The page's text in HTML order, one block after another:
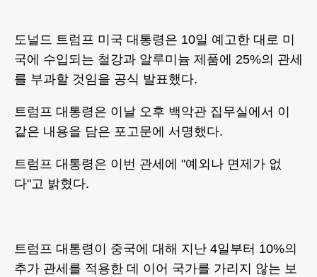
도널드 트럼프 미국 대통령은 10일 예고한 대로 미
국에 수입되는 철강과 알루미늄 제품에 25%의 관세
를 부과할 것임을 공식 발표했다.
트럼프 대통령은 이날 오후 백악관 집무실에서 이
같은 내용을 담은 포고문에 서명했다.
트럼프 대통령은 이번 관세에 "예외나 면제가 없
다"고 밝혔다.
트럼프 대통령이 중국에 대해 지난 4일부터 10%의
추가 관세를 적용한 데 이어 국가를 가리지 않는 보